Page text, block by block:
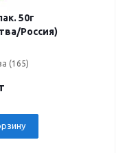
50г
Россия)
(165)